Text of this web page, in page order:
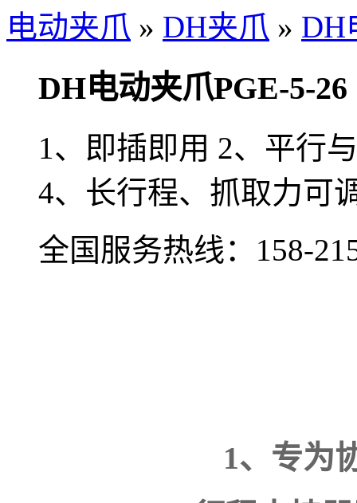
电动夹爪 » DH夹爪 » DH
DH电动夹爪PGE-5-26
1、即插即用 2、平行
4、长行程、抓取力可
全国服务热线： 158-
1、专为